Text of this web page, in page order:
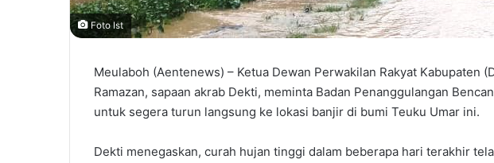
Foto Ist
Meulaboh (Aentenews) – Ketua Dewan Perwakilan Rakyat Kabupaten
Ramazan, sapaan akrab Dekti, meminta Badan Penanggulangan
untuk segera turun langsung ke lokasi banjir di bumi Teuku Umar ini.
Dekti menegaskan, curah hujan tinggi dalam beberapa hari terakhir